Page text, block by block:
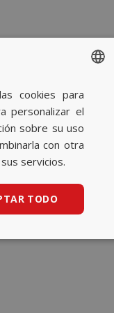
SPANISH
BASQUE
CATALAN
ENGLISH
cookies para
personalizar el
sobre su uso
con otra
servicios.
TODO